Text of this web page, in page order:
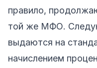
правило,
той же МФО.
выдаются на
начислением